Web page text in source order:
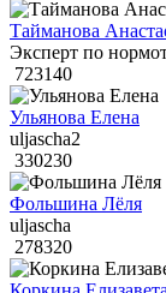
Тайманова
Эксперт по
723140
Ульянова Елена
uljascha2
330230
Фольшина Лёля
uljascha
278320